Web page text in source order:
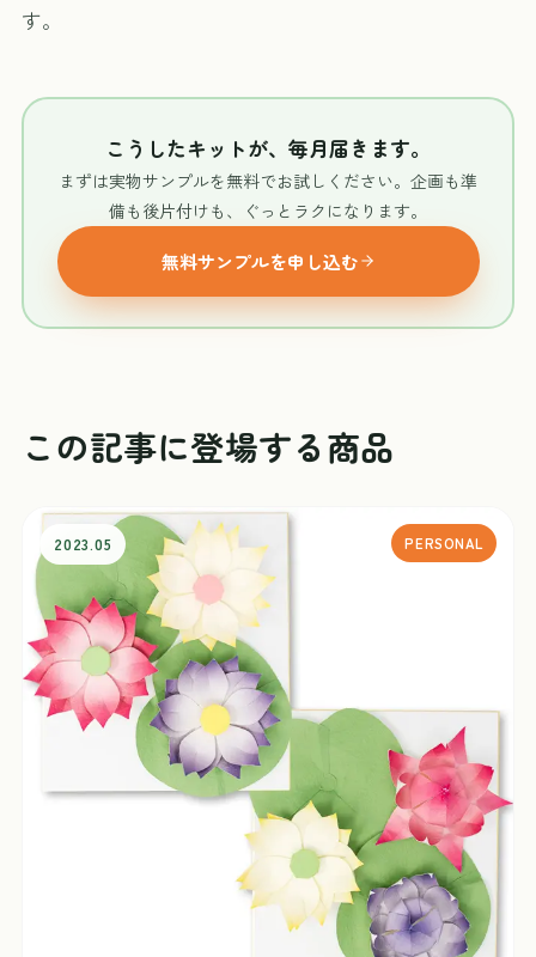
す。
こうしたキットが、毎月届きます。
まずは実物サンプルを無料でお試しください。企画も準
備も後片付けも、ぐっとラクになります。
無料サンプルを申し込む
この記事に登場する商品
2023.05 PERSONAL